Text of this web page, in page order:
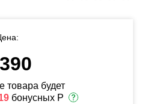
товара будет
бонусных Р